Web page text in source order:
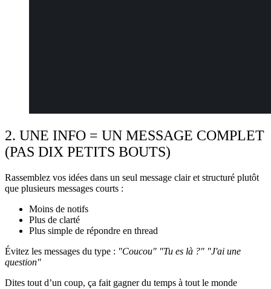
2. UNE INFO = UN MESSAGE COMPLET
(PAS DIX PETITS BOUTS)
Rassemblez vos idées dans un seul message clair et structuré plutôt
que plusieurs messages courts :
Moins de notifs
Plus de clarté
Plus simple de répondre en thread
Évitez les messages du type : "Coucou" "Tu es là ?" "J'ai une
question"
Dites tout d’un coup, ça fait gagner du temps à tout le monde